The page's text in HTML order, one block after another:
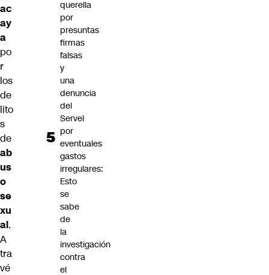
ac
ay
a
po
r
los
de
lito
s
de
ab
us
o
se
xu
al.
A
tra
vé
querella
por
presuntas
firmas
falsas
y
una
denuncia
del
Servel
por
eventuales
gastos
irregulares:
Esto
se
sabe
de
la
investigación
contra
el